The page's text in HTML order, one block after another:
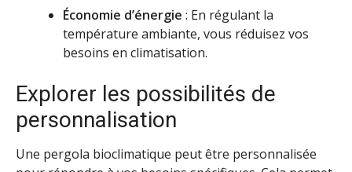
Économie d’énergie : En régulant la
température ambiante, vous réduisez vos
besoins en climatisation.
Explorer les possibilités de
personnalisation
Une pergola bioclimatique peut être personnalisée